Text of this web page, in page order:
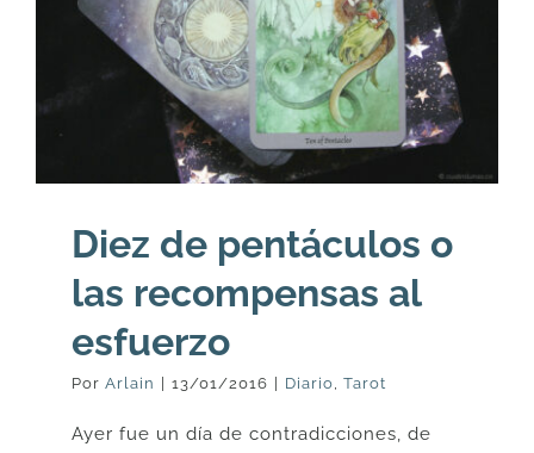
Diez de pentáculos o
las recompensas al
esfuerzo
Por Arlain | 13/01/2016 | Diario Tarot
Ayer fue un día de contradicciones, de